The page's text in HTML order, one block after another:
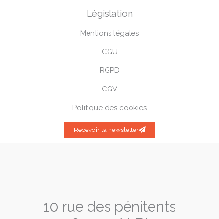
Législation
Mentions légales
CGU
RGPD
CGV
Politique des cookies
Recevoir la newsletter
10 rue des pénitents